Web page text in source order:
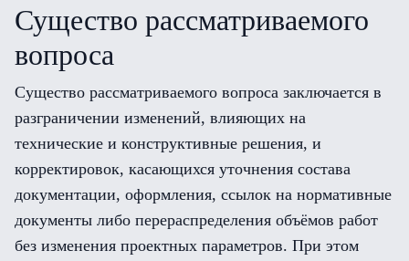
Существо рассматриваемого
вопроса
Существо рассматриваемого вопроса заключается в
разграничении изменений, влияющих на
технические и конструктивные решения, и
корректировок, касающихся уточнения состава
документации, оформления, ссылок на нормативные
документы либо перераспределения объёмов работ
без изменения проектных параметров. При этом